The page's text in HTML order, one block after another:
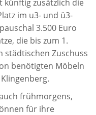
künftig zusätzlich die
im u3- und ü3-
3.500 Euro
die bis zum 1.
städtischen Zuschuss
benötigten Möbeln
frühmorgens,
für ihre